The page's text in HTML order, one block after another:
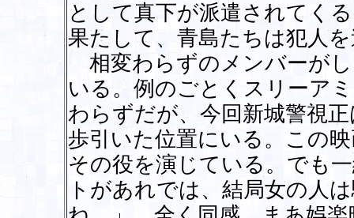
として真下が派遣されてく
果たして、青島たちは犯人
相変わらずのメンバーがし
いる。例のごとくスリーア
わらずだが、今回新城警視
歩引いた位置にいる。この
その役を演じている。でも
トがあれでは、結局女の人